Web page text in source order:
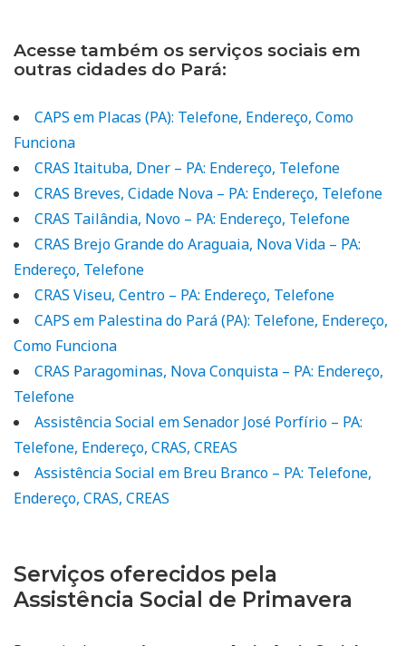
Acesse também os serviços sociais em
outras cidades do Pará:
CAPS em Placas (PA): Telefone, Endereço, Como
Funciona
CRAS Itaituba, Dner – PA: Endereço, Telefone
CRAS Breves, Cidade Nova – PA: Endereço, Telefone
CRAS Tailândia, Novo – PA: Endereço, Telefone
CRAS Brejo Grande do Araguaia, Nova Vida – PA:
Endereço, Telefone
CRAS Viseu, Centro – PA: Endereço, Telefone
CAPS em Palestina do Pará (PA): Telefone, Endereço,
Como Funciona
CRAS Paragominas, Nova Conquista – PA: Endereço,
Telefone
Assistência Social em Senador José Porfírio – PA:
Telefone, Endereço, CRAS, CREAS
Assistência Social em Breu Branco – PA: Telefone,
Endereço, CRAS, CREAS
Serviços oferecidos pela
Assistência Social de Primavera